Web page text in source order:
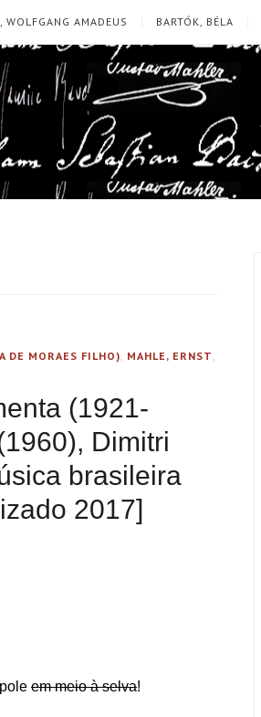
WOLFGANG AMADEUS BARTÓK, BÉLA
DE MORAES FILHO) MAHLE, ERNST
(1921-
Dimitri
brasileira
2017]
em meio à selva!